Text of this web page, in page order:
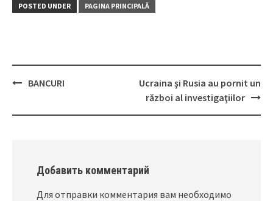
POSTED UNDER PAGINA PRINCIPALĂ
navigation
BANCURI
Ucraina şi Rusia au pornit un
război al investigaţiilor
Добавить комментарий
Для отправки комментария вам необходимо